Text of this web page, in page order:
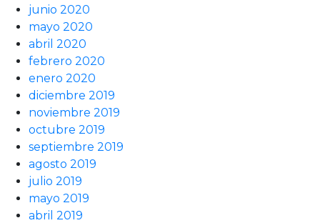
junio 2020
mayo 2020
abril 2020
febrero 2020
enero 2020
diciembre 2019
noviembre 2019
octubre 2019
septiembre 2019
agosto 2019
julio 2019
mayo 2019
abril 2019